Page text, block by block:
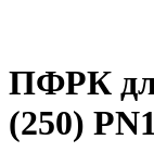
ПФРК
(250)